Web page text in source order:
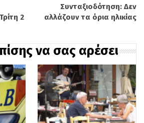
οδηγοί κάνουν λόγο
σε πολλές περιοχές και
να
άσκοπες μετακινήσεις κι
σοβαρός λόγος.
ίδια πηγή, σοβαρή
2
Συνταξιοδότηση: Δεν
αλλάζουν τα όρια ηλικίας
να σας αρέσει